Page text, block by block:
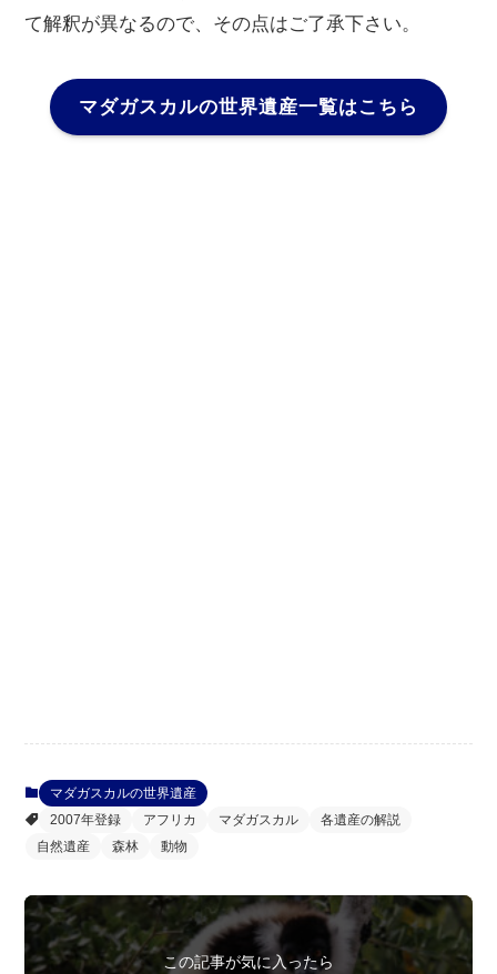
て解釈が異なるので、その点はご了承下さい。
マダガスカルの世界遺産一覧はこちら
マダガスカルの世界遺産
2007年登録
アフリカ マダガスカル
各遺産の解説
自然遺産
森林 動物
この記事が気に入ったら